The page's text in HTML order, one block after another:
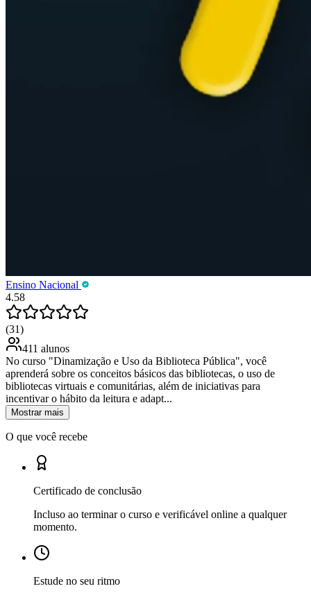
Ensino Nacional
4.58
(31)
411 alunos
No curso "Dinamização e Uso da Biblioteca Pública", você
aprenderá sobre os conceitos básicos das bibliotecas, o uso de
bibliotecas virtuais e comunitárias, além de iniciativas para
incentivar o hábito da leitura e adapt...
Mostrar mais
O que você recebe
Certificado de conclusão
Incluso ao terminar o curso e verificável online a qualquer
momento.
Estude no seu ritmo